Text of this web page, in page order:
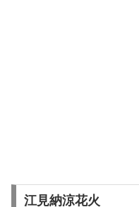
江見納涼花火